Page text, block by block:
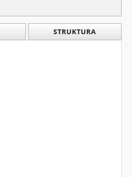
STRUKTURA